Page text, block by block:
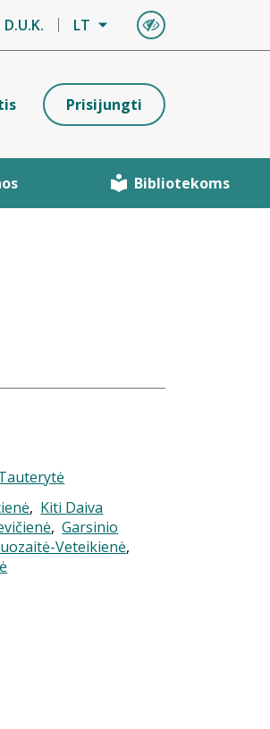
D.U.K. LT
Prisijungti
Bibliotekoms
, Kiti Daiva
,Garsinio
Veteikienė,